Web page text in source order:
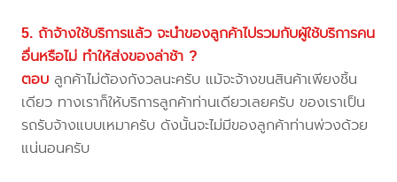
5. ถ้าจ้างใช้บริการแล้ว จะนำของลูกค้าไปรวมกับผู้ใช้บริการคน
อื่นหรือไม่ ทำให้ส่งของล่าช้า ?
ตอบ ลูกค้าไม่ต้องกังวลนะครับ แม้จะจ้างขนสินค้าเพียงชิ้น
เดียว ทางเราก็ให้บริการลูกค้าท่านเดียวเลยครับ ของเราเป็น
รถรับจ้างแบบเหมาครับ ดังนั้นจะไม่มีของลูกค้าท่านพ่วงด้วย
แน่นอนครับ